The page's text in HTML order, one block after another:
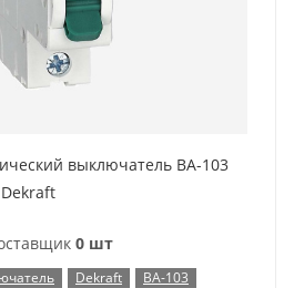
выключатель ВА-103
0 шт
Dekraft
ВА-103